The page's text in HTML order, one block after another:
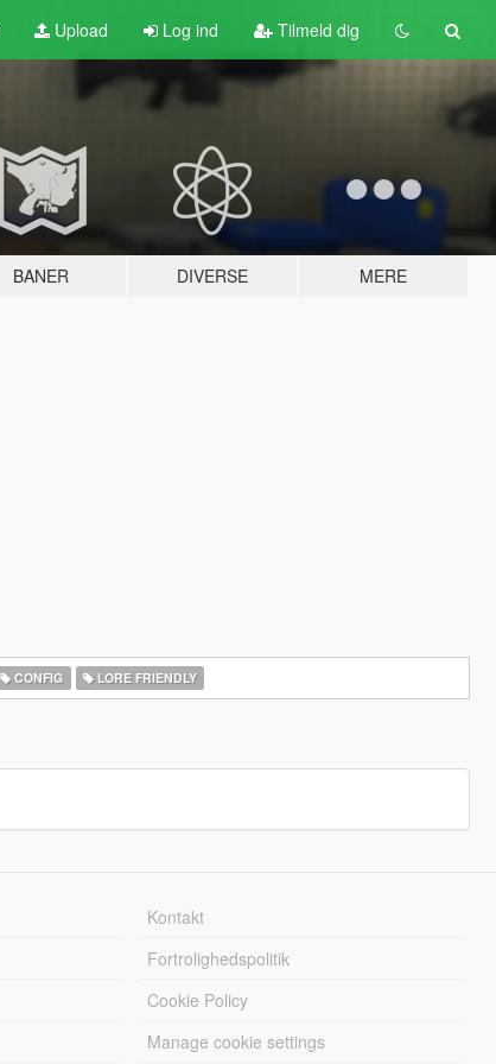
Upload Log ind Tilmeld dig
BANER DIVERSE MERE
CONFIG LORE FRIENDLY
Kontakt
Fortrolighedspolitik
Cookie Policy
Manage cookie settings